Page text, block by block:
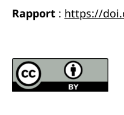
Rapport : https://